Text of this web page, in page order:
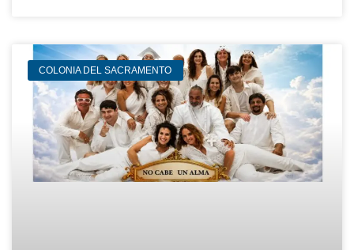
COLONIA DEL SACRAMENTO